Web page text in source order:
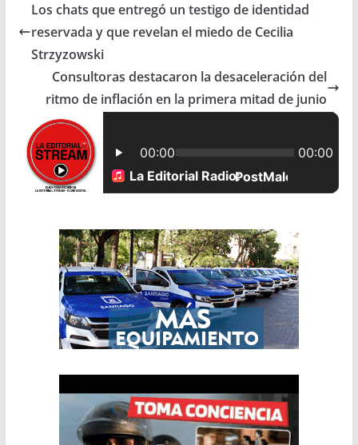
e
o
k
t
A
p
i
r
Los chats que entregó un testigo de identidad
reservada y que revelan el miedo de Cecilia
Strzyzowski
Consultoras destacaron la desaceleración del
ritmo de inflación en la primera mitad de junio